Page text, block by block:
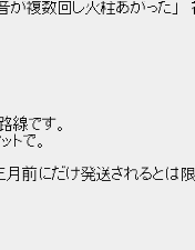
が複数回し火柱あがった」
線です。
で。
月前にだけ発送されるとは